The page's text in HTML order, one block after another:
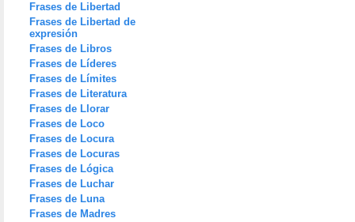
Frases de Libertad
Frases de Libertad de
expresión
Frases de Libros
Frases de Líderes
Frases de Límites
Frases de Literatura
Frases de Llorar
Frases de Loco
Frases de Locura
Frases de Locuras
Frases de Lógica
Frases de Luchar
Frases de Luna
Frases de Madres